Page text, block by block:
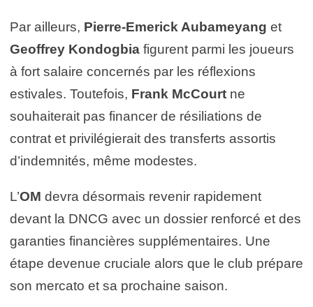
Par ailleurs, Pierre-Emerick Aubameyang et
Geoffrey Kondogbia figurent parmi les joueurs
à fort salaire concernés par les réflexions
estivales. Toutefois, Frank McCourt ne
souhaiterait pas financer de résiliations de
contrat et privilégierait des transferts assortis
d’indemnités, même modestes.
L’OM devra désormais revenir rapidement
devant la DNCG avec un dossier renforcé et des
garanties financières supplémentaires. Une
étape devenue cruciale alors que le club prépare
son mercato et sa prochaine saison.